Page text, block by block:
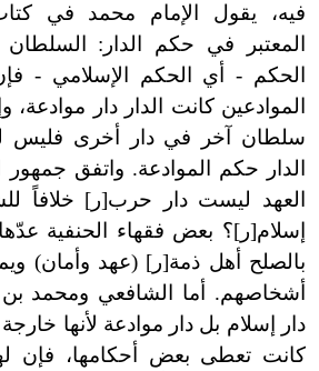
فيه، يقول الإمام محمد في
المعتبر في حكم الدار:
الحكم - أي الحكم الإسلامي -
الموادعين كانت الدار دار
سلطان آخر في دار أخرى فليس
الدار حكم الموادعة. واتفق جمهور
العهد ليست دار حرب[ر] خلافاً
إسلام[ر]؟ بعض فقهاء الحنفية
بالصلح أهل ذمة[ر] (عهد وأمان)
أشخاصهم. أما الشافعي ومحمد
دار إسلام بل دار موادعة لأنها
كانت تعطى بعض أحكامها، فإن